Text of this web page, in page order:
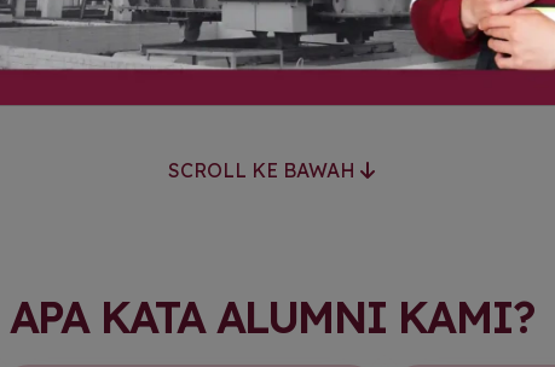
Download Silabus
SCROLL KE BAWAH
APA KATA ALUMNI KAMI?